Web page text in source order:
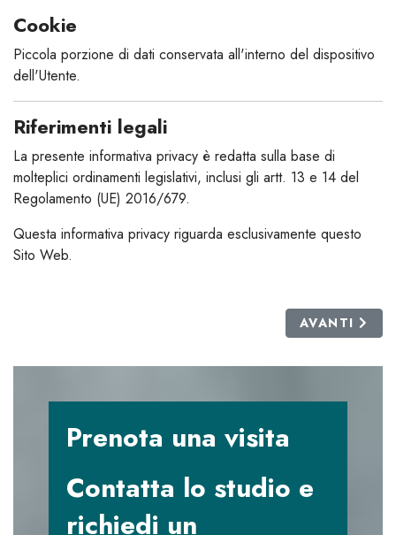
Cookie
Piccola porzione di dati conservata all'interno del dispositivo
dell'Utente.
Riferimenti legali
La presente informativa privacy è redatta sulla base di
molteplici ordinamenti legislativi, inclusi gli artt. 13 e 14 del
Regolamento (UE) 2016/679.
Questa informativa privacy riguarda esclusivamente questo
Sito Web.
ARTICOLO
AVANTI
Prenota una visita
Contatta lo studio e
richiedi un